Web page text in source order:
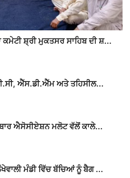
ਸ਼੍ਰੀ ਮੁਕਤਸਰ ਸਾਹਿਬ ਦੀ ਸ਼...
ਐੱਸ.ਡੀ.ਐੱਮ ਅਤੇ ਤਹਿਸੀਲ...
ਬਾਰ ਐਸੋਸੀਏਸ਼ਨ ਮਲੋਟ ਵੱਲੋਂ ਕਾਲੇ...
ਮੰਡੀ ਵਿੱਚ ਬੱਚਿਆਂ ਨੂੰ ਬੈਗ ...